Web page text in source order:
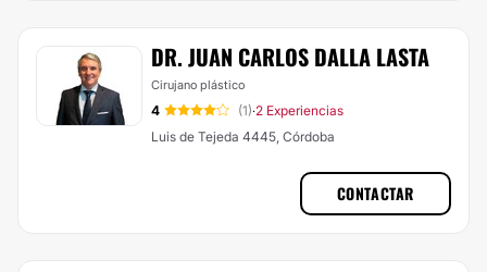
DR. JUAN CARLOS DALLA LASTA
Cirujano plástico
4 (1)·2 Experiencias
Luis de Tejeda 4445, Córdoba
CONTACTAR